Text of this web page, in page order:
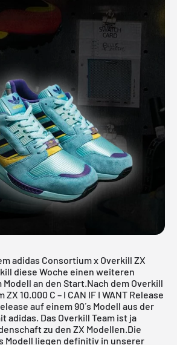
adidas Consortium x Overkill ZX
diese Woche einen weiteren
an den Start.Nach dem Overkill
10.000 C – I CAN IF I WANT Release
auf einem 90´s Modell aus der
adidas. Das Overkill Team ist ja
zu den ZX Modellen.Die
Modell liegen definitiv in unserer